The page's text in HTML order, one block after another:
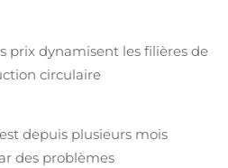
depuis plusieurs mois
des problèmes